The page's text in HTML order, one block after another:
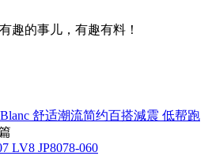
趣的事儿，有趣有料！
Blanc 舒适潮流简约百搭減震 低帮跑
LV8 JP8078-060